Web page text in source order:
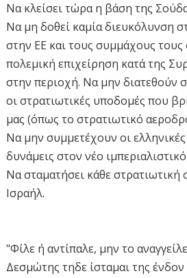
Να κλείσει τώρα η βάση της
Να μη δοθεί καμία διευκόλυνση
στην ΕΕ και τους συμμάχους
πολεμική επιχείρηση κατά της
στην περιοχή. Να μην διατεθούν
οι στρατιωτικές υποδομές που
μας (όπως το στρατιωτικό
Να μην συμμετέχουν οι ελληνικές
δυνάμεις στον νέο
Να σταματήσει κάθε στρατιωτική
Ισραήλ.
"Φίλε ή αντίπαλε, μην το
Δεσμώτης τηδε ίσταμαι της